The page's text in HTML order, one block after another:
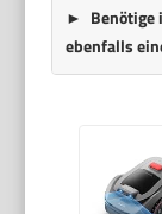
Benötige
ebenfalls